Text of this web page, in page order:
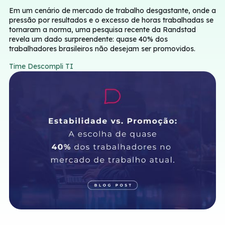
Em um cenário de mercado de trabalho desgastante, onde a
pressão por resultados e o excesso de horas trabalhadas se
tornaram a norma, uma pesquisa recente da Randstad
revela um dado surpreendente: quase 40% dos
trabalhadores brasileiros não desejam ser promovidos.
Time Descompli TI